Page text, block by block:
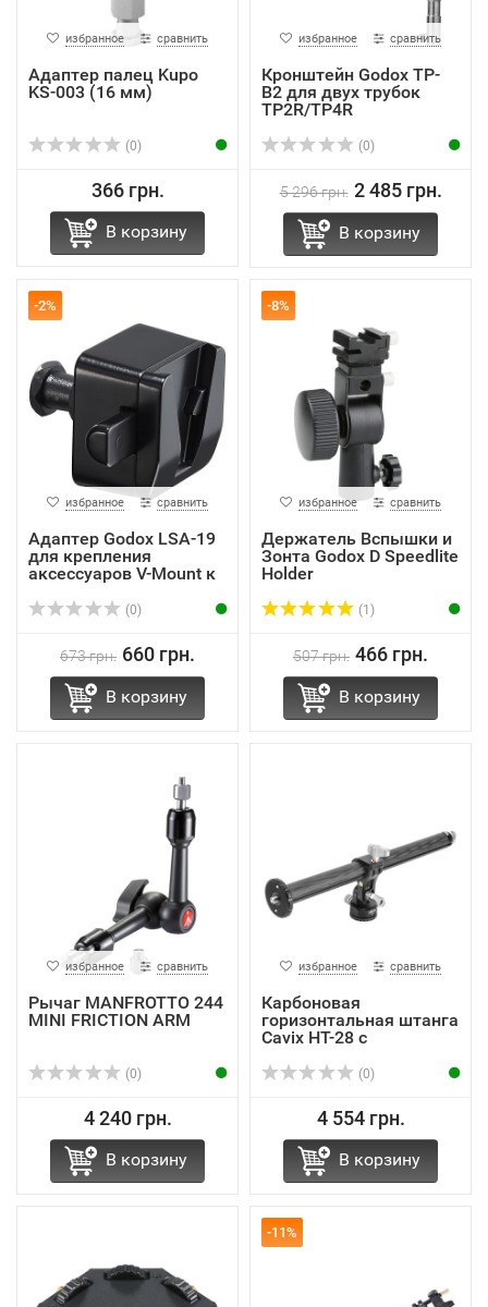
избранное сравнить
Адаптер палец Kupo
KS-003 (16 мм)
(0)
366 грн.
В корзину
избранное сравнить
Кронштейн Godox TP-
B2 для двух трубок
TP2R/TP4R
(0)
5 296 грн. 2 485 грн.
В корзину
-2%
избранное сравнить
Адаптер Godox LSA-19
для крепления
аксессуаров V-Mount к
(0)
673 грн. 660 грн.
В корзину
-8%
избранное сравнить
Держатель Вспышки и
Зонта Godox D Speedlite
Holder
(1)
507 грн. 466 грн.
В корзину
избранное сравнить
Рычаг MANFROTTO 244
MINI FRICTION ARM
(0)
4 240 грн.
В корзину
избранное сравнить
Карбоновая
горизонтальная штанга
Cavix HT-28 с
(0)
4 554 грн.
В корзину
-11%